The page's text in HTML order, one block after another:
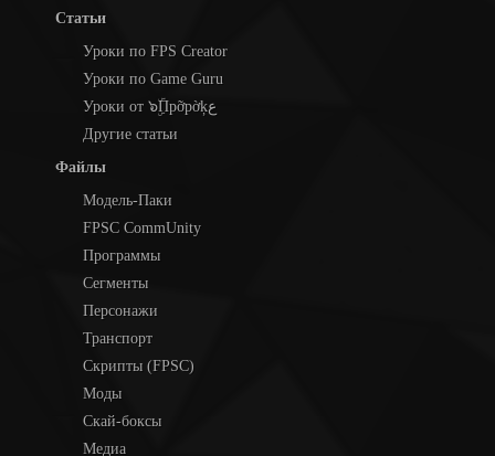
Статьи
Уроки по FPS Creator
Уроки по Game Guru
Уроки от ๖ۣۜПpỡpờķع
Другие статьи
Файлы
Модель-Паки
FPSC CommUnity
Программы
Сегменты
Персонажи
Транспорт
Скрипты (FPSC)
Моды
Скай-боксы
Медиа